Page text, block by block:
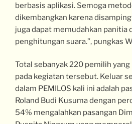
berbasis aplikasi. Semoga
dikembangkan karena
juga dapat memudahkan panitia
penghitungan suara.”, pungkas
Total sebanyak 220 pemilih
pada kegiatan tersebut. Keluar
dalam PEMILOS kali ini adalah
Roland Budi Kusuma dengan
54% mengalahkan pasangan